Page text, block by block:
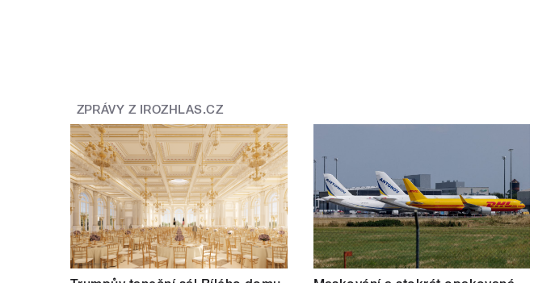
ZPRÁVY Z IROZHLAS.CZ